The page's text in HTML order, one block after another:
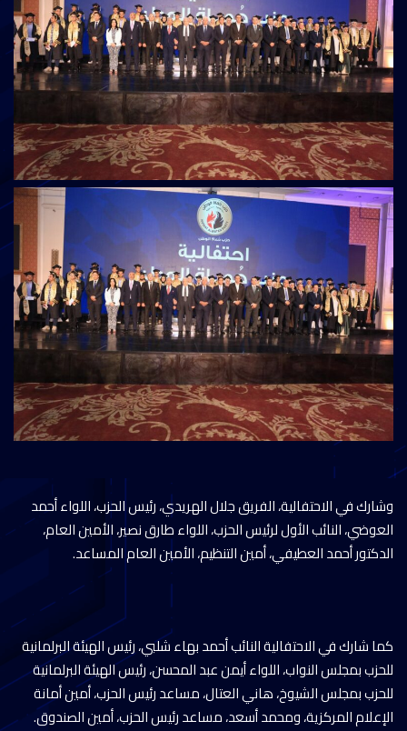
وشارك في الاحتفالية، الفريق جلال الهريدي، رئيس الحزب، اللواء أحمد
العوضي، النائب الأول لرئيس الحزب، اللواء طارق نصير، الأمين العام،
الدكتور أحمد العطيفي، أمين التنظيم، الأمين العام المساعد.
كما شارك في الاحتفالية النائب أحمد بهاء شلبي، رئيس الهيئة البرلمانية
للحزب بمجلس النواب، اللواء أيمن عبد المحسن، رئيس الهيئة البرلمانية
للحزب بمجلس الشيوخ، هاني العتال، مساعد رئيس الحزب، أمين أمانة
الإعلام المركزية، ومحمد أسعد، مساعد رئيس الحزب، أمين الصندوق.